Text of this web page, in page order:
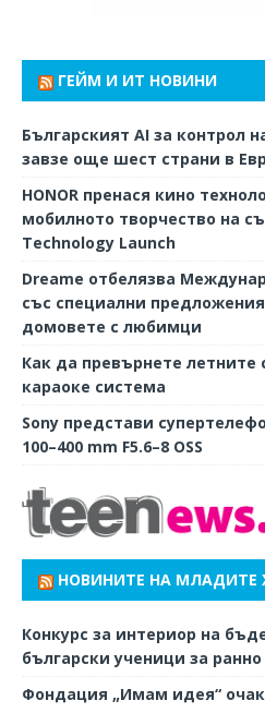
ГЕЙМ И ИТ НОВИНИ
Българският AI за контрол
завзе още шест страни в
HONOR пренася кино
мобилното творчество на
Technology Launch
Dreame отбелязва
със специални
домовете с любимци
Как да превърнете летните
караоке система
Sony представи
100–400 mm F5.6–8 OSS
НОВИНИТЕ НА МЛАДИТЕ
Конкурс за интериор на
български ученици за
Фондация „Имам идея“